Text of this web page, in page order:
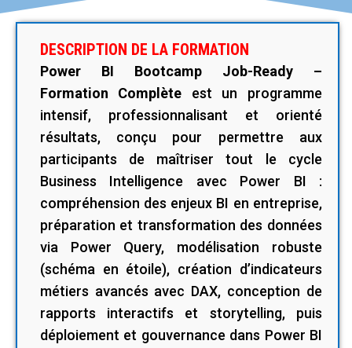
DESCRIPTION DE LA FORMATION
Power BI Bootcamp Job-Ready –
Formation Complète est un programme
intensif, professionnalisant et orienté
résultats, conçu pour permettre aux
participants de maîtriser tout le cycle
Business Intelligence avec Power BI :
compréhension des enjeux BI en entreprise,
préparation et transformation des données
via Power Query, modélisation robuste
(schéma en étoile), création d’indicateurs
métiers avancés avec DAX, conception de
rapports interactifs et storytelling, puis
déploiement et gouvernance dans Power BI